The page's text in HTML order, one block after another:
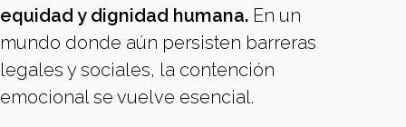
equidad y dignidad humana. En un
mundo donde aún persisten barreras
legales y sociales, la contención
emocional se vuelve esencial.